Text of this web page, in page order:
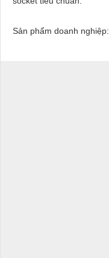
Sản phẩm doanh nghiệp: